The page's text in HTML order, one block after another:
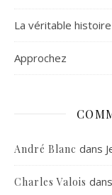
La véritable
Approchez
André Blanc dans
Charles Valois dans